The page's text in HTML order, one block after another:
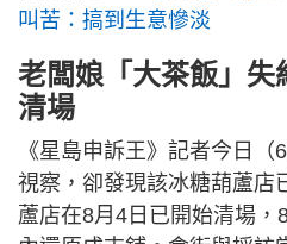
叫苦：搞到生意慘淡
老闆娘「大茶飯」失
清場
《星島申訴王》記者今日
視察，卻發現該冰糖葫蘆店
蘆店在8月4日已開始清場，